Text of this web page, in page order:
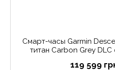
Смарт-часы Garmin
титан Carbon Grey DLC
119 599